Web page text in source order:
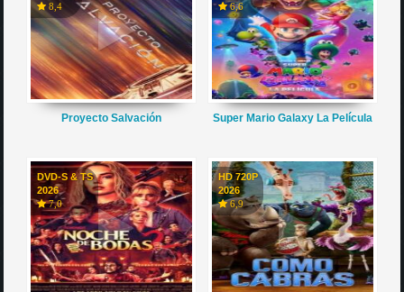
8,4
Proyecto Salvación
6,6
Super Mario Galaxy La Película
DVD-S & TS
2026
7,0
HD 720P
2026
6,9